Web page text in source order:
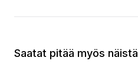
Saatat pitää myös näistä